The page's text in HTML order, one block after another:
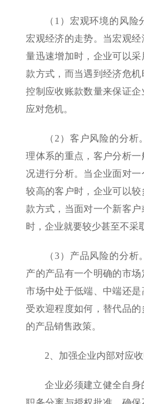
（1）宏观环境的风
宏观经济的走势。当宏观
量迅速增加时，企业可以
款方式，而当遇到经济危
控制应收账款数量来保证
应对危机。
（2）客户风险的分
理体系的重点，客户分析
况进行分析。当企业面对
较高的客户时，企业可以
款方式，当面对一个新客
时，企业就要较少甚至不采
（3）产品风险的分
产的产品有一个明确的市
市场中处于低端、中端还
受欢迎程度如何，替代品
的产品销售政策。
2、加强企业内部对应
企业必须建立健全自